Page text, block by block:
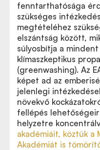
fenntarthatósága
szükséges
megtételéhez
elszántság között,
súlyosbítja a
klímaszkeptikus
(greenwashing). Az
képet ad az
jelenlegi
növekvő
fellépés
helyzetre
akadémiáit, köztük a
Akadémiát is